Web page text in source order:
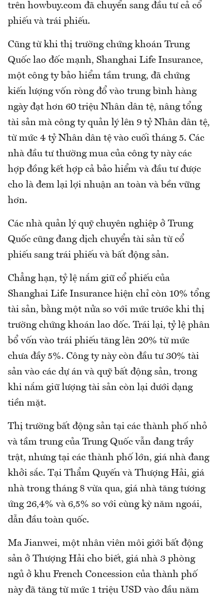
trên howbuy.com đã chuyển sang đầu tư cả cổ
phiếu và trái phiếu.
Cũng từ khi thị trường chứng khoán Trung
Quốc lao đốc mạnh, Shanghai Life Insurance,
một công ty bảo hiểm tầm trung, đã chứng
kiến lượng vốn ròng đổ vào trung bình hàng
ngày đạt hơn 60 triệu Nhân dân tệ, nâng tổng
tài sản mà công ty quản lý lên 9 tỷ Nhân dân tệ,
từ mức 4 tỷ Nhân dân tệ vào cuối tháng 5. Các
nhà đầu tư thường mua của công ty này các
hợp đồng kết hợp cả bảo hiểm và đầu tư được
cho là đem lại lợi nhuận an toàn và bền vững
hơn.
Các nhà quản lý quỹ chuyên nghiệp ở Trung
Quốc cũng đang dịch chuyển tài sản từ cổ
phiếu sang trái phiếu và bất động sản.
Chẳng hạn, tỷ lệ nắm giữ cổ phiếu của
Shanghai Life Insurance hiện chỉ còn 10% tổng
tài sản, bằng một nửa so với mức trước khi thị
trường chứng khoán lao dốc. Trái lại, tỷ lệ phân
bổ vốn vào trái phiếu tăng lên 20% từ mức
chưa đầy 5%. Công ty này còn đầu tư 30% tài
sản vào các dự án và quỹ bất động sản, trong
khi nắm giữ lượng tài sản còn lại dưới dạng
tiền mặt.
Thị trường bất động sản tại các thành phố nhỏ
và tầm trung của Trung Quốc vẫn đang trầy
trật, nhưng tại các thành phố lớn, giá nhà đang
khởi sắc. Tại Thẩm Quyến và Thượng Hải, giá
nhà trong tháng 8 vừa qua, giá nhà tăng tương
ứng 26,4% và 6,5% so với cùng kỳ năm ngoái,
dẫn đầu toàn quốc.
Ma Jianwei, một nhân viên môi giới bất động
sản ở Thượng Hải cho biết, giá nhà 3 phòng
ngủ ở khu French Concession của thành phố
này đã tăng từ mức 1 triệu USD vào đầu năm